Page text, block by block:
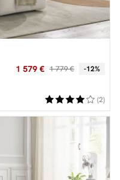
1 579 € 1 779 € -12%
(2)